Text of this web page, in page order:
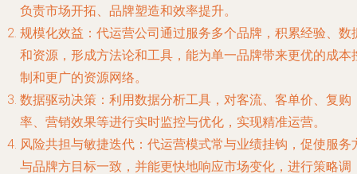
负责市场开拓、品牌塑造和效率提升。
规模化效益 ：代运营公司通过服务多个品牌，积累经验、数
和资源，形成方法论和工具，能为单一品牌带来更优的成本
制和更广的资源网络。
数据驱动决策 ：利用数据分析工具，对客流、客单价、复购
率、营销效果等进行实时监控与优化，实现精准运营。
风险共担与敏捷迭代 ：代运营模式常与业绩挂钩，促使服务
与品牌方目标一致，并能更快地响应市场变化，进行策略调